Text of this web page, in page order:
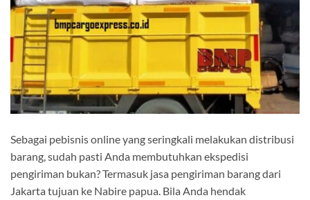
Sebagai pebisnis online yang seringkali melakukan distribusi
barang, sudah pasti Anda membutuhkan ekspedisi
pengiriman bukan? Termasuk jasa pengiriman barang dari
Jakarta tujuan ke Nabire papua. Bila Anda hendak